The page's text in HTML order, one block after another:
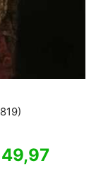
49,97